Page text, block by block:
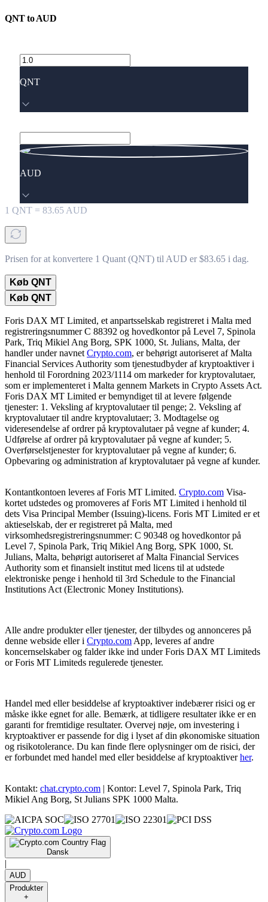
QNTtoAUD
QNT
AUD
1 QNT = 83.65 AUD
Prisen for at konvertere 1 Quant (QNT) til AUD er $83.65 i dag.
Køb QNT
Køb QNT
Foris DAX MT Limited, et anpartsselskab registreret i Malta med
registreringsnummer C 88392 og hovedkontor på Level 7, Spinola
Park, Triq Mikiel Ang Borg, SPK 1000, St. Julians, Malta, der
handler under navnet Crypto.com, er behørigt autoriseret af Malta
Financial Services Authority som tjenestudbyder af kryptoaktiver i
henhold til Forordning 2023/1114 om markeder for kryptovalutaer,
som er implementeret i Malta gennem Markets in Crypto Assets Act.
Foris DAX MT Limited er bemyndiget til at levere følgende
tjenester: 1. Veksling af kryptovalutaer til penge; 2. Veksling af
kryptovalutaer til andre kryptovalutaer; 3. Modtagelse og
videresendelse af ordrer på kryptovalutaer på vegne af kunder; 4.
Udførelse af ordrer på kryptovalutaer på vegne af kunder; 5.
Overførselstjenester for kryptovalutaer på vegne af kunder; 6.
Opbevaring og administration af kryptovalutaer på vegne af kunder.
Kontantkontoen leveres af Foris MT Limited. Crypto.com Visa-
kortet udstedes og promoveres af Foris MT Limited i henhold til
dets Visa Principal Member (Issuing)-licens. Foris MT Limited er et
aktieselskab, der er registreret på Malta, med
virksomhedsregistreringsnummer: C 90348 og hovedkontor på
Level 7, Spinola Park, Triq Mikiel Ang Borg, SPK 1000, St.
Julians, Malta, behørigt autoriseret af Malta Financial Services
Authority som et finansielt institut med licens til at udstede
elektroniske penge i henhold til 3rd Schedule to the Financial
Institutions Act (Electronic Money Institutions).
Alle andre produkter eller tjenester, der tilbydes og annonceres på
denne webside eller i Crypto.com App, leveres af andre
koncernselskaber og falder ikke ind under Foris DAX MT Limiteds
or Foris MT Limiteds regulerede tjenester.
Handel med eller besiddelse af kryptoaktiver indebærer risici og er
måske ikke egnet for alle. Bemærk, at tidligere resultater ikke er en
garanti for fremtidige resultater. Overvej nøje, om investering i
kryptoaktiver er passende for dig i lyset af din økonomiske situation
og risikotolerance. Du kan finde flere oplysninger om de risici, der
er forbundet med handel med eller besiddelse af kryptoaktiverher.
Kontakt: chat.crypto.com | Kontor: Level 7, Spinola Park, Triq
Mikiel Ang Borg, St Julians SPK 1000 Malta.
Dansk
|
AUD
Produkter
+